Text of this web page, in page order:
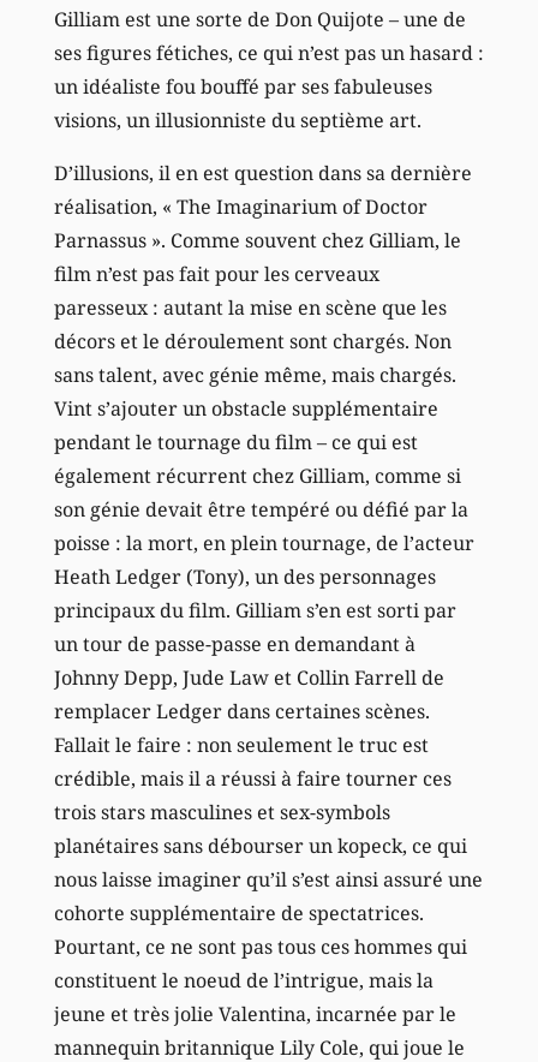
Gilliam est une sorte de Don Quijote – une de
ses figures fétiches, ce qui n’est pas un hasard :
un idéaliste fou bouffé par ses fabuleuses
visions, un illusionniste du septième art.
D’illusions, il en est question dans sa dernière
réalisation, « The Imaginarium of Doctor
Parnassus ». Comme souvent chez Gilliam, le
film n’est pas fait pour les cerveaux
paresseux : autant la mise en scène que les
décors et le déroulement sont chargés. Non
sans talent, avec génie même, mais chargés.
Vint s’ajouter un obstacle supplémentaire
pendant le tournage du film – ce qui est
également récurrent chez Gilliam, comme si
son génie devait être tempéré ou défié par la
poisse : la mort, en plein tournage, de l’acteur
Heath Ledger (Tony), un des personnages
principaux du film. Gilliam s’en est sorti par
un tour de passe-passe en demandant à
Johnny Depp, Jude Law et Collin Farrell de
remplacer Ledger dans certaines scènes.
Fallait le faire : non seulement le truc est
crédible, mais il a réussi à faire tourner ces
trois stars masculines et sex-symbols
planétaires sans débourser un kopeck, ce qui
nous laisse imaginer qu’il s’est ainsi assuré une
cohorte supplémentaire de spectatrices.
Pourtant, ce ne sont pas tous ces hommes qui
constituent le noeud de l’intrigue, mais la
jeune et très jolie Valentina, incarnée par le
mannequin britannique Lily Cole, qui joue le